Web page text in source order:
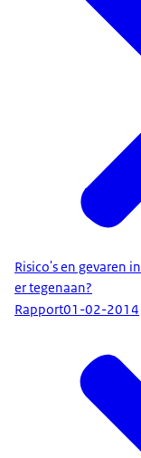
Risico's en gevaren
er tegenaan?
Rapport01-02-2014